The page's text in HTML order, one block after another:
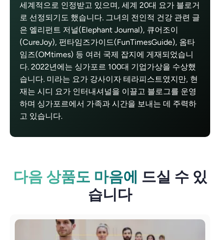
세계적으로 인정받고 있으며, 세계 20대 요가 블로거
로 선정되기도 했습니다. 그녀의 전인적 건강 관련 글
은 엘리펀트 저널(Elephant Journal), 큐어조이
(CureJoy), 펀타임즈가이드(FunTimesGuide), 옴타
임즈(OMtimes) 등 여러 국제 잡지에 게재되었습니
다. 2022년에는 싱가포르 100대 기업가상을 수상했
습니다. 미라는 요가 강사이자 테라피스트였지만, 현
재는 시디 요가 인터내셔널을 이끌고 블로그를 운영
하며 싱가포르에서 가족과 시간을 보내는 데 주력하
고 있습니다.
다음 상품도 마음에 드실 수 있
습니다